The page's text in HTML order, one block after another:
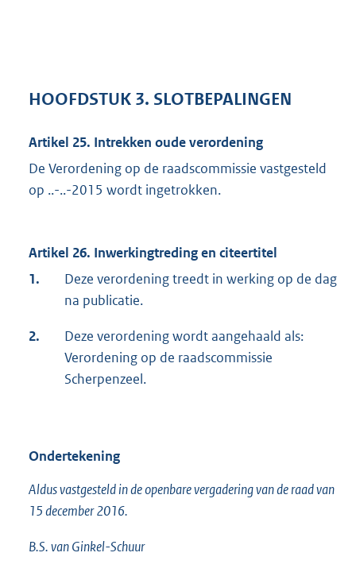
HOOFDSTUK 3. SLOTBEPALINGEN
Artikel 25. Intrekken oude verordening
De Verordening op de raadscommissie vastgesteld
op ..-..-2015 wordt ingetrokken.
Artikel 26. Inwerkingtreding en citeertitel
1.
Deze verordening treedt in werking op de dag
na publicatie.
2.
Deze verordening wordt aangehaald als:
Verordening op de raadscommissie
Scherpenzeel.
Ondertekening
Aldus vastgesteld in de openbare vergadering van de raad van
15 december 2016.
B.S. van Ginkel-Schuur